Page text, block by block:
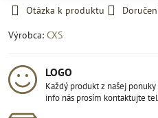
Otázka k produktu
Výrobca: CXS
LOGO
Každý produkt z našej
info nás prosím kontaktujte